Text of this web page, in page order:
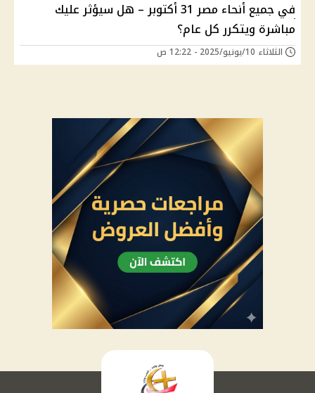
في جميع أنحاء مصر 31 أكتوبر – هل سيؤثر عليك
مباشرة ويتكرر كل عام؟
الثلاثاء 10/يونيو/2025 - 12:22 ص